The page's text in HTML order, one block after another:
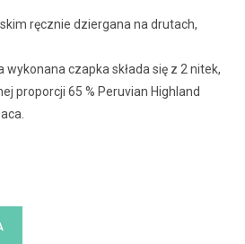
ręcznie dziergana na drutach,
wykonana czapka składa się z 2 nitek,
proporcji 65 % Peruvian Highland